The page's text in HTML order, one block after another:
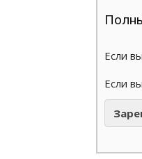
Если
Если